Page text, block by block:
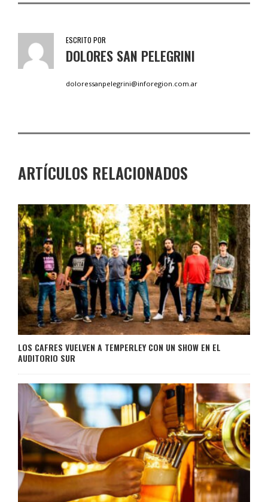
ESCRITO POR
DOLORES SAN PELEGRINI
doloressanpelegrini@inforegion.com.ar
ARTÍCULOS RELACIONADOS
LOS CAFRES VUELVEN A TEMPERLEY CON UN SHOW EN EL
AUDITORIO SUR